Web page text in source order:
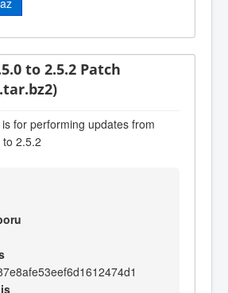
to 2.5.2 Patch
for performing updates from
2.5.2